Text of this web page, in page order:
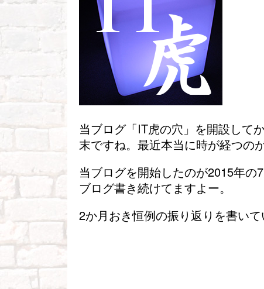
当ブログ「IT虎の穴」を開設して
末ですね。最近本当に時が経つの
当ブログを開始したのが2015年
ブログ書き続けてますよー。
2か月おき恒例の振り返りを書いて